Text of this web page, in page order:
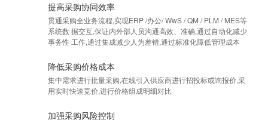
提高采购协同效率
贯通采购全业务流程,实现ERP /办公/ WwS / QM / PLM / MES等
系统数 据交互,保证内外部人员沟通高效、准确,通过自动化减少
事务性 工作,通过集成减少人为差错,通过标准化障低管理成本
降低采购价格成本
集中需求进行批量采购,在线引入供应商进行招投标或询报价,采
用实时快速竞价,进行价格组成明细对比
加强采购风险控制